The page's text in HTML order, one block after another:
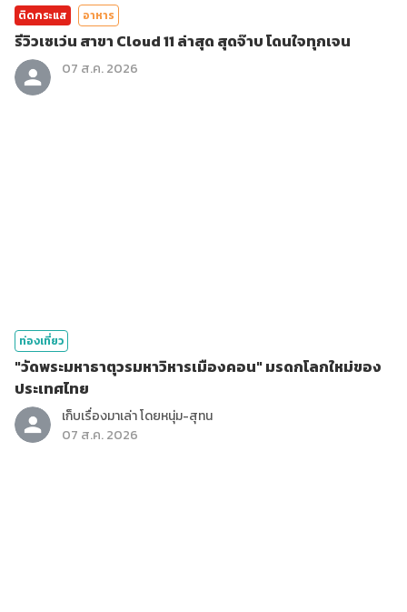
ติดกระแส อาหาร
รีวิวเซเว่น สาขา Cloud 11 ล่าสุด สุดจ๊าบ โดนใจทุกเจน
07 ส.ค. 2026
ท่องเที่ยว
"วัดพระมหาธาตุวรมหาวิหารเมืองคอน" มรดกโลกใหม่ของ
ประเทศไทย
เก็บเรื่องมาเล่า โดยหนุ่ม-สุทน
07 ส.ค. 2026